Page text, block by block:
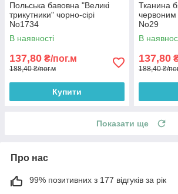
Польська бавовна "Великі
трикутники" чорно-сірі
No1734
В наявності
137,80 ₴/пог.м
188,40 ₴/пог.м
Купити
Тканина
червоним
No29
В
137,80
188,40 ₴/
Показати ще
Про нас
99% позитивних з 177 відгуків за рік